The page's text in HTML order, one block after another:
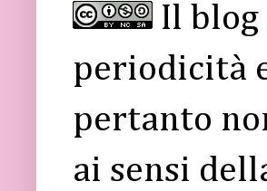
Il blog
periodicità
pertanto
ai sensi